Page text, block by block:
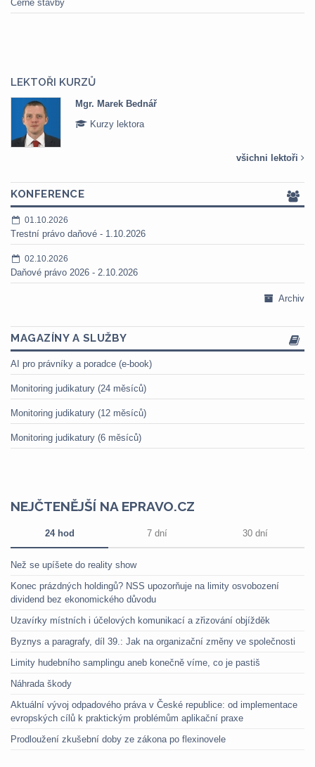
Černé stavby
LEKTOŘI KURZŮ
Mgr. Marek Bednář
Kurzy lektora
všichni lektoři
KONFERENCE
01.10.2026
Trestní právo daňové - 1.10.2026
02.10.2026
Daňové právo 2026 - 2.10.2026
Archiv
MAGAZÍNY A SLUŽBY
AI pro právníky a poradce (e-book)
Monitoring judikatury (24 měsíců)
Monitoring judikatury (12 měsíců)
Monitoring judikatury (6 měsíců)
NEJČTENĚJŠÍ NA EPRAVO.CZ
24 hod 7 dní 30 dní
Než se upíšete do reality show
Konec prázdných holdingů? NSS upozorňuje na limity osvobození
dividend bez ekonomického důvodu
Uzavírky místních i účelových komunikací a zřizování objížděk
Byznys a paragrafy, díl 39.: Jak na organizační změny ve společnosti
Limity hudebního samplingu aneb konečně víme, co je pastiš
Náhrada škody
Aktuální vývoj odpadového práva v České republice: od implementace
evropských cílů k praktickým problémům aplikační praxe
Prodloužení zkušební doby ze zákona po flexinovele